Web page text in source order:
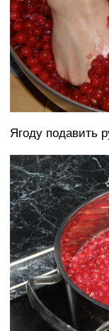
Ягоду подавить